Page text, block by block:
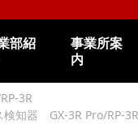
部紹
事業所案
内
3R
検知器 GX-3R Pro/RP-